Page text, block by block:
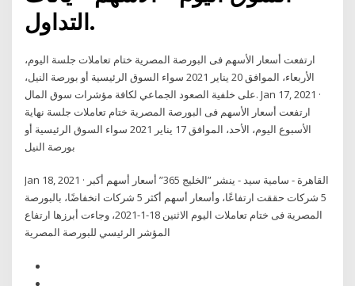
التداول.
ارتفعت أسعار الأسهم فى البورصة المصرية ختام تعاملات جلسة اليوم،
الأربعاء، الموافق 20 يناير 2021 سواء السوق الرئيسية أو بورصة النيل،
على خلفية الصعود الجماعي لكافة مؤشرات سوق المال. Jan 17, 2021 ·
ارتفعت أسعار الأسهم فى البورصة المصرية ختام تعاملات جلسة نهاية
الأسبوع اليوم، الأحد، الموافق 17 يناير 2021 سواء السوق الرئيسية أو
بورصة النيل
Jan 18, 2021 · القاهرة - سامية سيد - ينشر ”الخليج 365” أسعار أسهم أكبر
5 شركات حققت ارتفاعًا، وأسعار أسهم أكثر 5 شركات انخفاضًا، بالبورصة
المصرية فى ختام تعاملات اليوم الاثنين 18-1-2021، وجاءت أبرزها ارتفاع
المؤشر الرئيسي للبورصة المصرية